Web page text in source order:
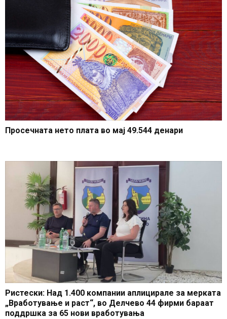
Просечната нето плата во мај 49.544 денари
Ристески: Над 1.400 компании аплицирале за мерката
„Вработување и раст“, во Делчево 44 фирми бараат
поддршка за 65 нови вработувања